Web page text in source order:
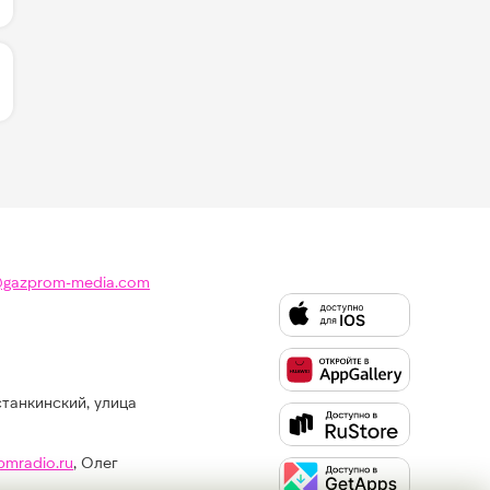
ЛАЙКОВ ЗА "ПАУЗА - DAASHA":
media.com
улица
, Олег